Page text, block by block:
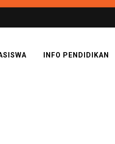
INFO PENDIDIKAN